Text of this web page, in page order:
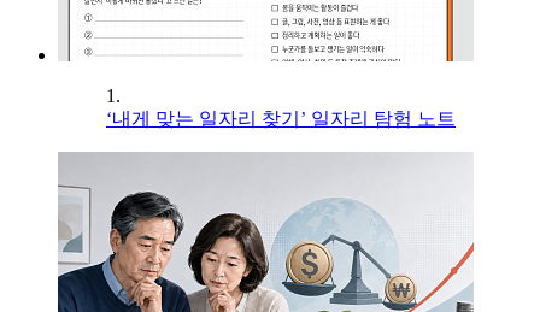
1.
‘내게 맞는 일자리 찾기’ 일자리 탐험 노트